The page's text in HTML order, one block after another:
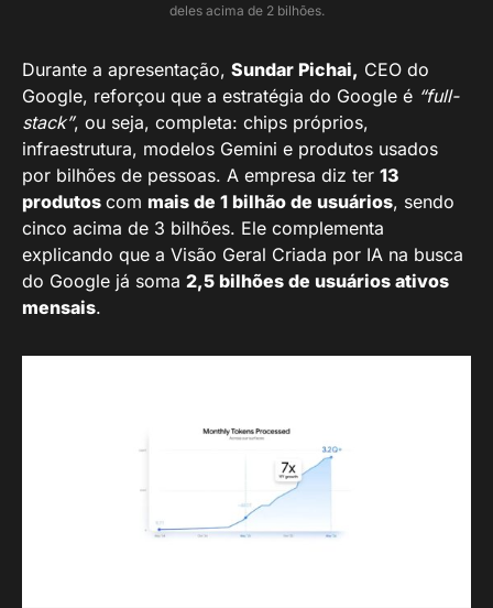
deles acima de 2 bilhões.
Durante a apresentação, Sundar Pichai, CEO do
Google, reforçou que a estratégia do Google é “full-
stack”, ou seja, completa: chips próprios,
infraestrutura, modelos Gemini e produtos usados
por bilhões de pessoas. A empresa diz ter 13
produtos com mais de 1 bilhão de usuários, sendo
cinco acima de 3 bilhões. Ele complementa
explicando que a Visão Geral Criada por IA na busca
do Google já soma 2,5 bilhões de usuários ativos
mensais.